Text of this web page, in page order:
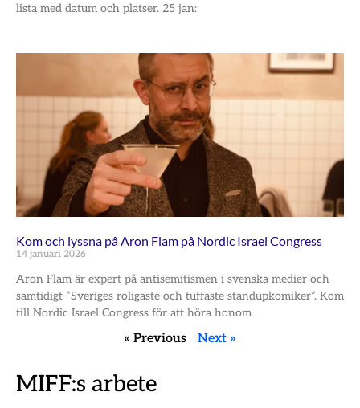
lista med datum och platser. 25 jan:
Kom och lyssna på Aron Flam på Nordic Israel Congress
14 januari 2026
Aron Flam är expert på antisemitismen i svenska medier och
samtidigt ”Sveriges roligaste och tuffaste standupkomiker”. Kom
till Nordic Israel Congress för att höra honom
« Previous Next »
MIFF:s arbete